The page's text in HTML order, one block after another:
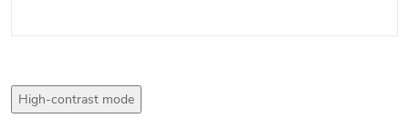
High-contrast mode